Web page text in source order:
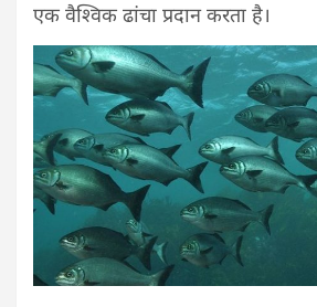
एक वैश्विक ढांचा प्रदान करता है।